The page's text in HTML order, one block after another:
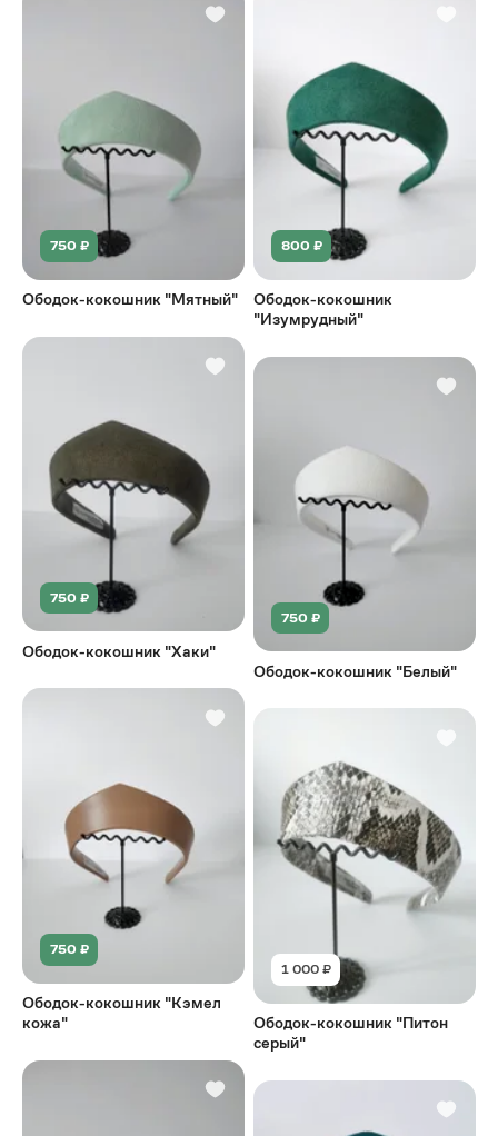
750 ₽
Ободок-кокошник "Мятный"
750 ₽
Ободок-кокошник "Хаки"
750 ₽
Ободок-кокошник "Кэмел
кожа"
800 ₽
Ободок-кокошник
"Изумрудный"
750 ₽
Ободок-кокошник "Белый"
1 000 ₽
Ободок-кокошник "Питон
серый"